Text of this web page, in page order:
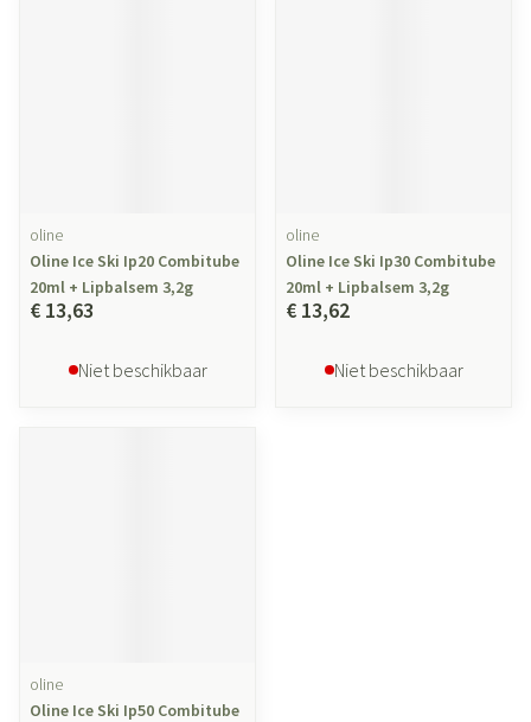
oline
Oline Ice Ski Ip20 Combitube
20ml + Lipbalsem 3,2g
€ 13,63
Niet beschikbaar
oline
Oline Ice Ski Ip30 Combitube
20ml + Lipbalsem 3,2g
€ 13,62
Niet beschikbaar
oline
Oline Ice Ski Ip50 Combitube